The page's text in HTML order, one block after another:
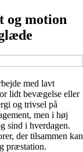
og motion
med lavt
lidt bevægelse eller
og trivsel på
men i høj
sind i hverdagen.
der tilsammen kan
præstation.